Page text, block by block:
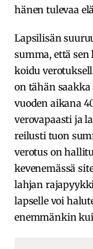
hänen tulevaa
Lapsilisän
summa, että
koidu
on tähän
vuoden aikana
verovapaasti ja
reilusti tuon
verotus on
kevenemässä
lahjan
lapselle voi
enemmänkin